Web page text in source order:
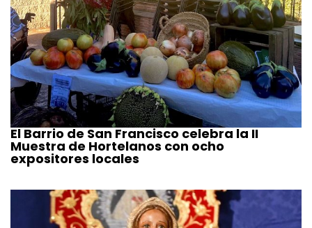
El Barrio de San Francisco celebra la II
Muestra de Hortelanos con ocho
expositores locales